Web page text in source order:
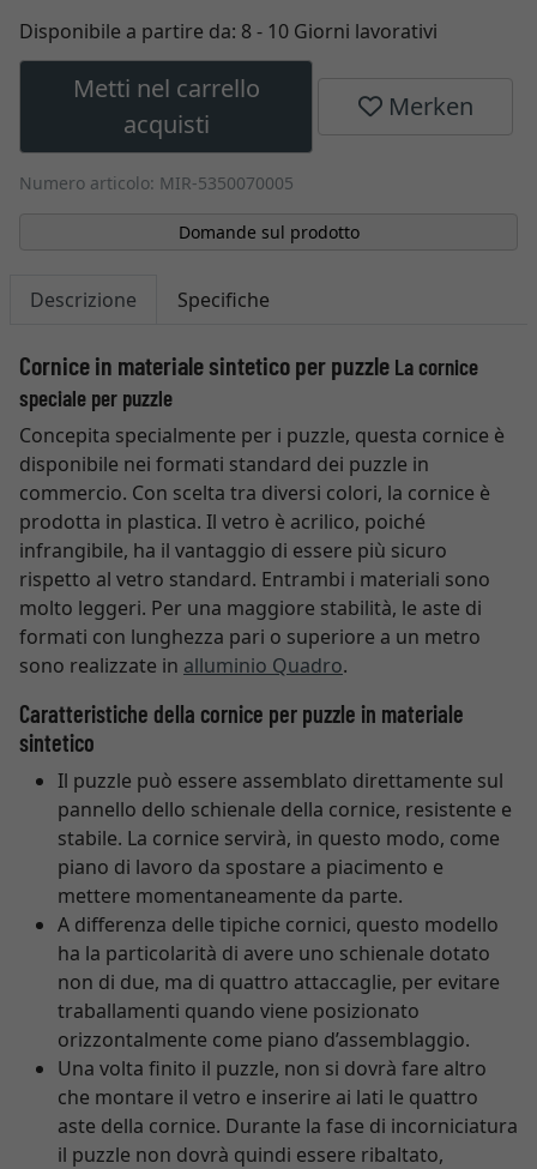
Disponibile a partire da: 8 - 10 Giorni lavorativi
Metti nel carrello
acquisti
Merken
Numero articolo: MIR-5350070005
Domande sul prodotto
Descrizione Specifiche
Cornice in materiale sintetico per puzzle La cornice
speciale per puzzle
Concepita specialmente per i puzzle, questa cornice è
disponibile nei formati standard dei puzzle in
commercio. Con scelta tra diversi colori, la cornice è
prodotta in plastica. Il vetro è acrilico, poiché
infrangibile, ha il vantaggio di essere più sicuro
rispetto al vetro standard. Entrambi i materiali sono
molto leggeri. Per una maggiore stabilità, le aste di
formati con lunghezza pari o superiore a un metro
sono realizzate in alluminio Quadro.
Caratteristiche della cornice per puzzle in materiale
sintetico
Il puzzle può essere assemblato direttamente sul
pannello dello schienale della cornice, resistente e
stabile. La cornice servirà, in questo modo, come
piano di lavoro da spostare a piacimento e
mettere momentaneamente da parte.
A differenza delle tipiche cornici, questo modello
ha la particolarità di avere uno schienale dotato
non di due, ma di quattro attaccaglie, per evitare
traballamenti quando viene posizionato
orizzontalmente come piano d’assemblaggio.
Una volta finito il puzzle, non si dovrà fare altro
che montare il vetro e inserire ai lati le quattro
aste della cornice. Durante la fase di incorniciatura
il puzzle non dovrà quindi essere ribaltato,